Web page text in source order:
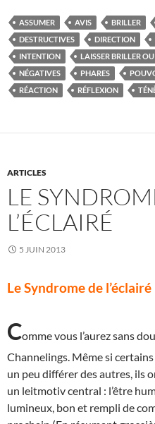
ASSUMER AVIS BRILLER
DESTRUCTIVES
DIRECTION
INTENTION
LAISSER BRILLER
NÉGATIVES
PHARES
RÉACTION
RÉFLEXION
ARTICLES
LE
L’ÉCLAIRÉ
5 JUIN 2013
Le Syndrome de l’éclairé
Comme vous l’aurez sans
Channelings. Même si
un peu différer des autres, ils
un leitmotiv central : l’être
lumineux, bon et rempli de